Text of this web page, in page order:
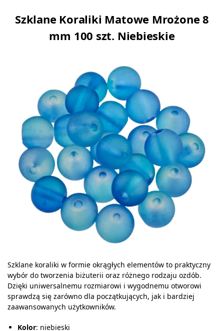
Szklane Koraliki Matowe Mrożone 8
mm 100 szt. Niebieskie
Szklane koraliki w formie okrągłych elementów to praktyczny
wybór do tworzenia biżuterii oraz różnego rodzaju ozdób.
Dzięki uniwersalnemu rozmiarowi i wygodnemu otworowi
sprawdzą się zarówno dla początkujących, jak i bardziej
zaawansowanych użytkowników.
Kolor: niebieski